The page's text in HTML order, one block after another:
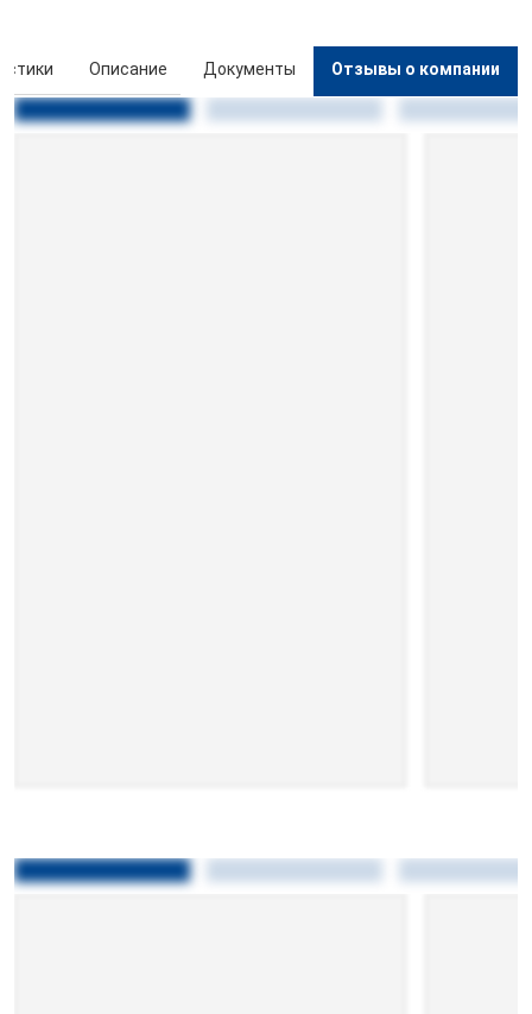
Описание Документы Отзывы о компании